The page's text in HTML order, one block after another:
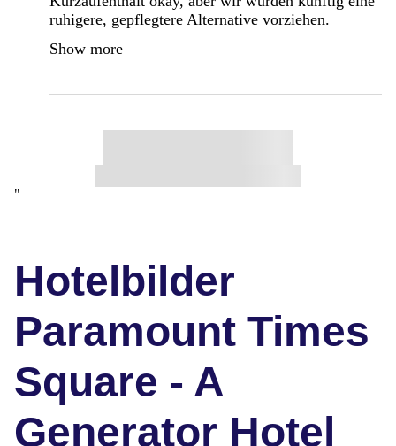
ruhigere, gepflegtere Alternative vorziehen.
Show more
"
Hotelbilder
Paramount Times
Square - A
Generator Hotel